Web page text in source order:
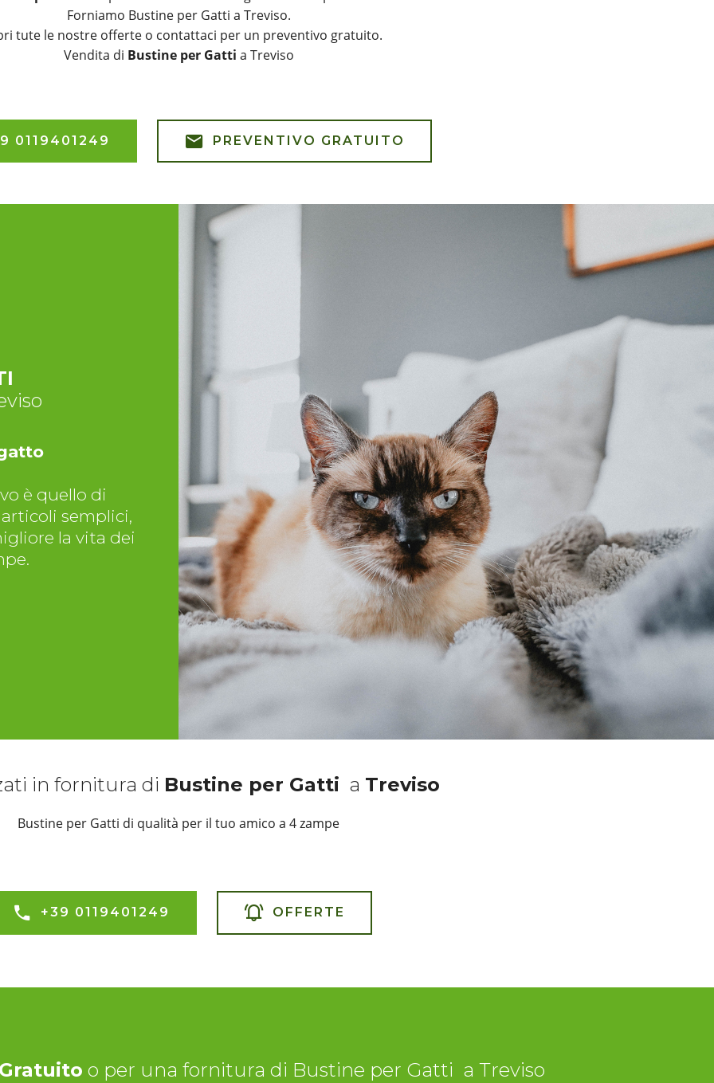
Forniamo Bustine per Gatti a Treviso.
tute le nostre offerte o contattaci per un preventivo gratuito.
Vendita di Bustine per Gatti a Treviso
0119401249 PREVENTIVO GRATUITO
è quello di
semplici,
la vita dei
in fornitura di Bustine per Gatti a Treviso
Bustine per Gatti di qualità per il tuo amico a 4 zampe
+39 0119401249 OFFERTE
o per una fornitura di Bustine per Gatti a Treviso